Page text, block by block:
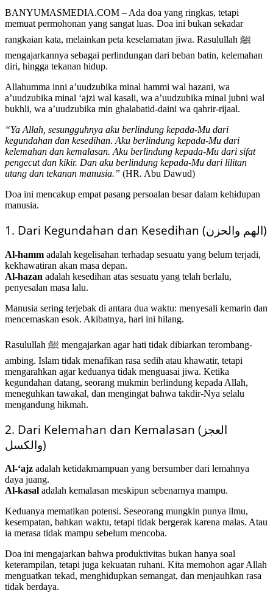
BANYUMASMEDIA.COM – Ada doa yang ringkas, tetapi
memuat permohonan yang sangat luas. Doa ini bukan sekadar
rangkaian kata, melainkan peta keselamatan jiwa. Rasulullah ﷺ
mengajarkannya sebagai perlindungan dari beban batin, kelemahan
diri, hingga tekanan hidup.
Allahumma inni a’uudzubika minal hammi wal hazani, wa
a’uudzubika minal ‘ajzi wal kasali, wa a’uudzubika minal jubni wal
bukhli, wa a’uudzubika min ghalabatid-daini wa qahrir-rijaal.
“Ya Allah, sesungguhnya aku berlindung kepada-Mu dari
kegundahan dan kesedihan. Aku berlindung kepada-Mu dari
kelemahan dan kemalasan. Aku berlindung kepada-Mu dari sifat
pengecut dan kikir. Dan aku berlindung kepada-Mu dari lilitan
utang dan tekanan manusia.” (HR. Abu Dawud)
Doa ini mencakup empat pasang persoalan besar dalam kehidupan
manusia.
1. Dari Kegundahan dan Kesedihan (الهم والحزن)
Al-hamm adalah kegelisahan terhadap sesuatu yang belum terjadi,
kekhawatiran akan masa depan.
Al-hazan adalah kesedihan atas sesuatu yang telah berlalu,
penyesalan masa lalu.
Manusia sering terjebak di antara dua waktu: menyesali kemarin dan
mencemaskan esok. Akibatnya, hari ini hilang.
Rasulullah ﷺ mengajarkan agar hati tidak dibiarkan terombang-
ambing. Islam tidak menafikan rasa sedih atau khawatir, tetapi
mengarahkan agar keduanya tidak menguasai jiwa. Ketika
kegundahan datang, seorang mukmin berlindung kepada Allah,
meneguhkan tawakal, dan mengingat bahwa takdir-Nya selalu
mengandung hikmah.
2. Dari Kelemahan dan Kemalasan (العجز
والكسل)
Al-‘ajz adalah ketidakmampuan yang bersumber dari lemahnya
daya juang.
Al-kasal adalah kemalasan meskipun sebenarnya mampu.
Keduanya mematikan potensi. Seseorang mungkin punya ilmu,
kesempatan, bahkan waktu, tetapi tidak bergerak karena malas. Atau
ia merasa tidak mampu sebelum mencoba.
Doa ini mengajarkan bahwa produktivitas bukan hanya soal
keterampilan, tetapi juga kekuatan ruhani. Kita memohon agar Allah
menguatkan tekad, menghidupkan semangat, dan menjauhkan rasa
tidak berdaya.